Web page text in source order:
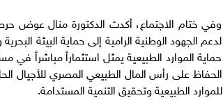
وفي ختام الاجتماع، أكدت الدكتورة منال عوض
لدعم الجهود الوطنية الرامية إلى حماية البيئة
حماية الموارد الطبيعية يمثل استثماراً مباشراً في
الحفاظ على رأس المال الطبيعي المصري للأجيال
للموارد الطبيعية وتحقيق التنمية المستدامة.